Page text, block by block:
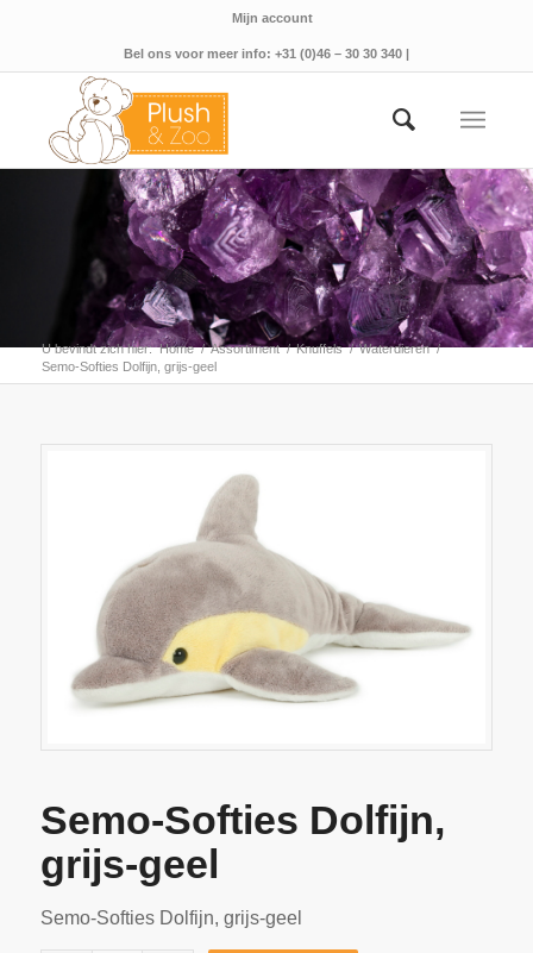
Mijn account
Bel ons voor meer info: +31 (0)46 – 30 30 340 |
U bevindt zich hier: Home / Assortiment / Knuffels / Waterdieren /
Semo-Softies Dolfijn, grijs-geel
Semo-Softies Dolfijn,
grijs-geel
Semo-Softies Dolfijn, grijs-geel